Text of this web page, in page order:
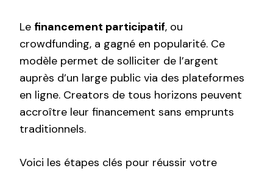
Le financement participatif, ou
crowdfunding, a gagné en popularité. Ce
modèle permet de solliciter de l’argent
auprès d’un large public via des plateformes
en ligne. Creators de tous horizons peuvent
accroître leur financement sans emprunts
traditionnels.
Voici les étapes clés pour réussir votre